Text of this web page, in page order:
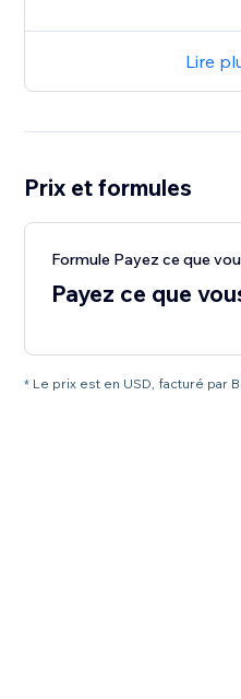
Lire
Prix et formules
Formule Payez ce que
Payez ce que
* Le prix est en USD, facturé par